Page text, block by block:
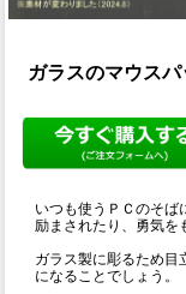
ガラスのマウスパ
いつも使うＰＣのそば
励まされたり、勇気を
ガラス製に彫るため目
になることでしょう。